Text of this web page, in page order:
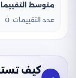
متوسط
عدد التقييمات: 0
كيف